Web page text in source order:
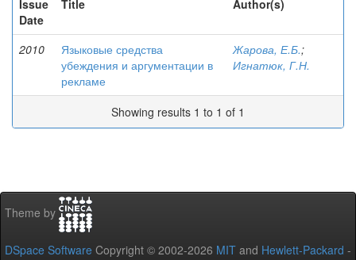
Issue
Date
Title Author(s)
2010
Языковые средства
убеждения и аргументации в
рекламе
Жарова, Е.Б.;
Игнатюк, Г.Н.
Showing results 1 to 1 of 1
Theme by
DSpace Software Copyright © 2002-2026 MIT and Hewlett-Packard -